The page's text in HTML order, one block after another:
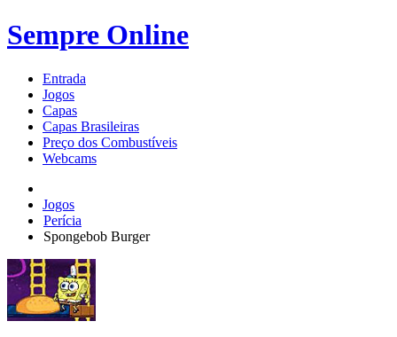
Sempre Online
Entrada
Jogos
Capas
Capas Brasileiras
Preço dos Combustíveis
Webcams
Jogos
Perícia
Spongebob Burger